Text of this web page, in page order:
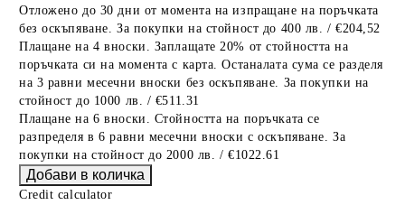
Отложено до 30 дни от момента на изпращане на поръчката
без оскъпяване. За покупки на стойност до 400 лв. / €204,52
Плащане на 4 вноски. Заплащате 20% от стойността на
поръчката си на момента с карта. Останалата сума се разделя
на 3 равни месечни вноски без оскъпяване. За покупки на
стойност до 1000 лв. / €511.31
Плащане на 6 вноски. Стойността на поръчката се
разпределя в 6 равни месечни вноски с оскъпяване. За
покупки на стойност до 2000 лв. / €1022.61
Credit calculator